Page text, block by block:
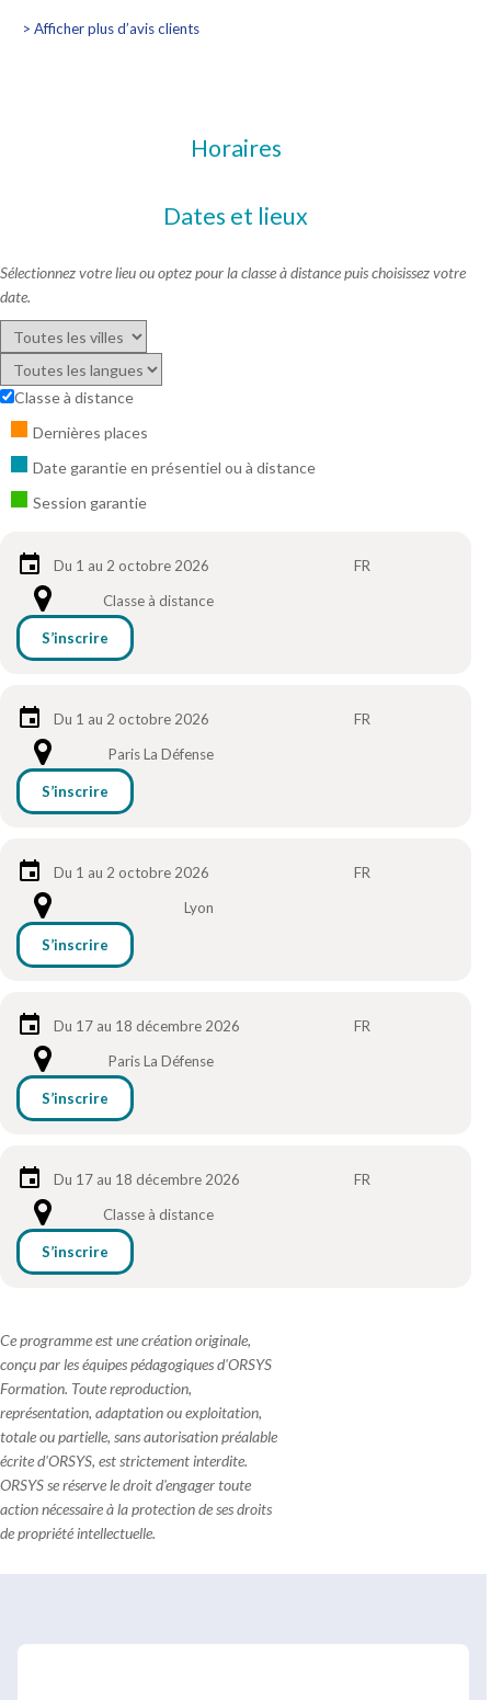
> Afficher plus d’avis clients
Horaires
Dates et lieux
Sélectionnez votre lieu ou optez pour la classe à distance puis choisissez votre
date.
Classe à distance
Dernières places
Date garantie en présentiel ou à distance
Session garantie
Du 1 au 2 octobre 2026
FR
Classe à distance
S’inscrire
Du 1 au 2 octobre 2026
FR
Paris La Défense
S’inscrire
Du 1 au 2 octobre 2026
FR
Lyon
S’inscrire
Du 17 au 18 décembre 2026
FR
Paris La Défense
S’inscrire
Du 17 au 18 décembre 2026
FR
Classe à distance
S’inscrire
Ce programme est une création originale,
conçu par les équipes pédagogiques d'ORSYS
Formation. Toute reproduction,
représentation, adaptation ou exploitation,
totale ou partielle, sans autorisation préalable
écrite d'ORSYS, est strictement interdite.
ORSYS se réserve le droit d'engager toute
action nécessaire à la protection de ses droits
de propriété intellectuelle.